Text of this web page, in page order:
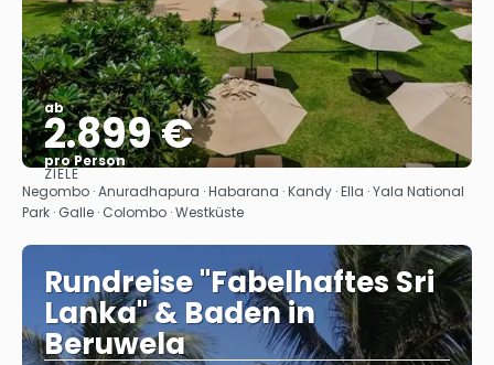
ab
2.899 €
pro Person
Sehen
ZIELE
Negombo · Anuradhapura · Habarana · Kandy · Ella · Yala National
Park · Galle · Colombo · Westküste
Rundreise "Fabelhaftes Sri
Lanka" & Baden in
Beruwela